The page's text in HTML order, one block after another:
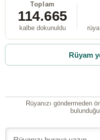
Toplam
114.665
kalbe dokunuldu rüya
Rüyam
Rüyanızı göndermeden